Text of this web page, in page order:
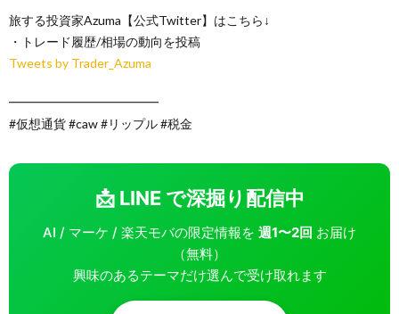
旅する投資家Azuma【公式Twitter】はこちら↓
・トレード履歴/相場の動向を投稿
Tweets by Trader_Azuma
━━━━━━━━━━━━
#仮想通貨 #caw #リップル #税金
📩 LINE で深掘り配信中
AI / マーケ / 楽天モバの限定情報を 週1〜2回 お届け
（無料）
興味のあるテーマだけ選んで受け取れます